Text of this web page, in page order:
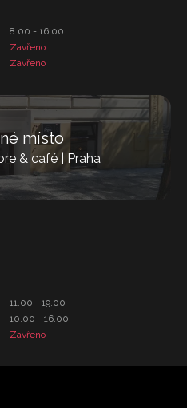
8.00 - 16.00
Zavřeno
Zavřeno
místo
& café | Praha
11.00 - 19.00
10.00 - 16.00
Zavřeno